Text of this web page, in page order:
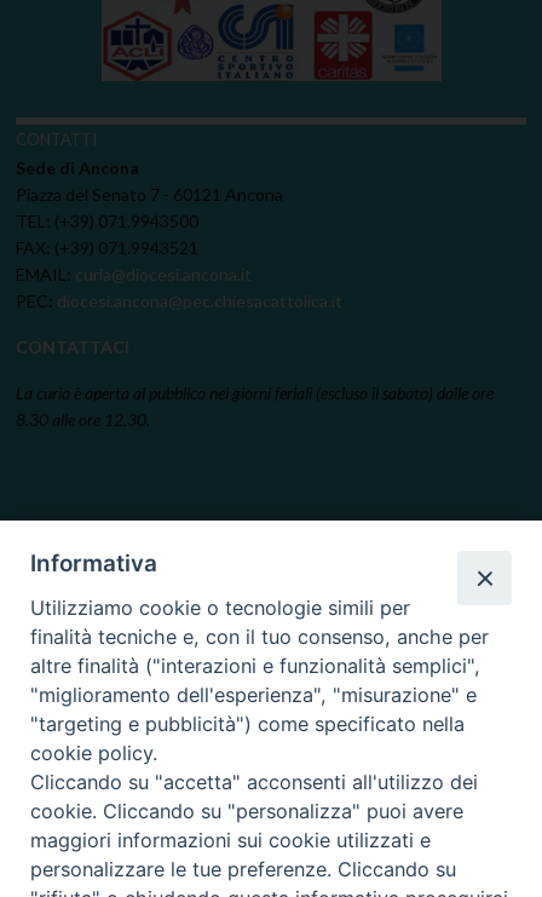
CONTATTI
Sede di Ancona
Piazza del Senato 7 - 60121 Ancona
TEL: (+39) 071.9943500
FAX: (+39) 071.9943521
EMAIL: curia@diocesi.ancona.it
PEC: diocesi.ancona@pec.chiesacattolica.it
CONTATTACI
La curia è aperta al pubblico nei giorni feriali (escluso il sabato) dalle ore
8.30 alle ore 12.30.
Informativa
Utilizziamo cookie o tecnologie simili per
finalità tecniche e, con il tuo consenso, anche per
altre finalità ("interazioni e funzionalità semplici",
"miglioramento dell'esperienza", "misurazione" e
"targeting e pubblicità") come specificato nella
cookie policy.
Cliccando su "accetta" acconsenti all'utilizzo dei
cookie. Cliccando su "personalizza" puoi avere
maggiori informazioni sui cookie utilizzati e
personalizzare le tue preferenze. Cliccando su